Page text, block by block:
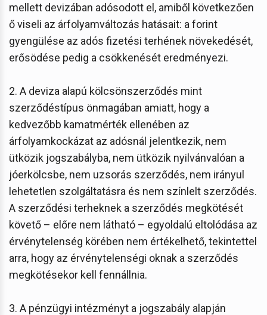
mellett devizában adósodott el, amiből következően
ő viseli az árfolyamváltozás hatásait: a forint
gyengülése az adós fizetési terhének növekedését,
erősödése pedig a csökkenését eredményezi.
2. A deviza alapú kölcsönszerződés mint
szerződéstípus önmagában amiatt, hogy a
kedvezőbb kamatmérték ellenében az
árfolyamkockázat az adósnál jelentkezik, nem
ütközik jogszabályba, nem ütközik nyilvánvalóan a
jóerkölcsbe, nem uzsorás szerződés, nem irányul
lehetetlen szolgáltatásra és nem színlelt szerződés.
A szerződési terheknek a szerződés megkötését
követő – előre nem látható – egyoldalú eltolódása az
érvénytelenség körében nem értékelhető, tekintettel
arra, hogy az érvénytelenségi oknak a szerződés
megkötésekor kell fennállnia.
3. A pénzügyi intézményt a jogszabály alapján